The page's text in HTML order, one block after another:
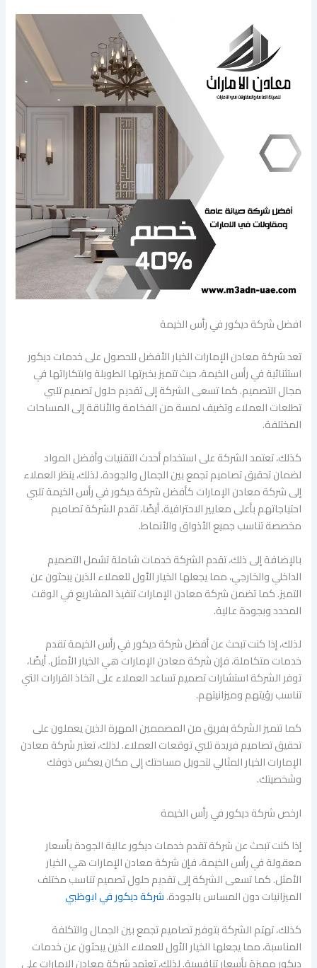
افضل شركة ديكور في رأس الخيمة
تعد شركة معادن الإمارات الخيار الأفضل للحصول على خدمات ديكور
استثنائية في رأس الخيمة، حيث تتميز بخبرتها الطويلة وابتكاراتها في
مجال التصميم. كما تسعى الشركة إلى تقديم حلول تصميم تلبي
تطلعات العملاء وتضيف لمسة من الفخامة والأناقة إلى المساحات
المختلفة.
كذلك، تعتمد الشركة على استخدام أحدث التقنيات وأفضل المواد
لضمان تحقيق تصاميم تجمع بين الجمال والجودة. لذلك، ينظر العملاء
إلى شركة معادن الإمارات كأفضل شركة ديكور في رأس الخيمة تلبي
احتياجاتهم بأعلى معايير الاحترافية. أيضًا، تقدم الشركة تصاميم
مخصصة تناسب جميع الأذواق والأنماط.
بالإضافة إلى ذلك، تقدم الشركة خدمات شاملة تشمل التصميم
الداخلي والخارجي، مما يجعلها الخيار الأول للعملاء الذين يبحثون عن
التميز. كما تضمن شركة معادن الإمارات تنفيذ المشاريع في الوقت
المحدد وبجودة عالية.
لذلك، إذا كنت تبحث عن أفضل شركة ديكور في رأس الخيمة تقدم
خدمات متكاملة، فإن شركة معادن الإمارات هي الخيار الأمثل. أيضًا،
توفر الشركة استشارات تصميم تساعد العملاء على اتخاذ القرارات التي
تناسب رؤيتهم وميزانيتهم.
كما تتميز الشركة بفريق من المصممين المهرة الذين يعملون على
تحقيق تصاميم فريدة تلبي توقعات العملاء. لذلك، تعتبر شركة معادن
الإمارات الخيار المثالي لتحويل مساحتك إلى مكان يعكس ذوقك
وشخصيتك.
ارخص شركة ديكور في رأس الخيمة
إذا كنت تبحث عن شركة تقدم خدمات ديكور عالية الجودة بأسعار
معقولة في رأس الخيمة، فإن شركة معادن الإمارات هي الخيار
الأمثل. كما تسعى الشركة إلى تقديم حلول تصميم تناسب مختلف
الميزانيات دون المساس بالجودة.شركة ديكور في ابوظبي
كذلك، تهتم الشركة بتوفير تصاميم تجمع بين الجمال والتكلفة
المناسبة، مما يجعلها الخيار الأول للعملاء الذين يبحثون عن خدمات
ديكور مميزة بأسعار تنافسية. لذلك، تعتمد شركة معادن الإمارات على